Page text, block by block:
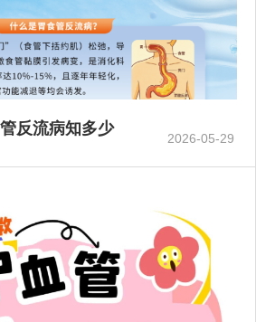
2026-05-29
反流病知多少